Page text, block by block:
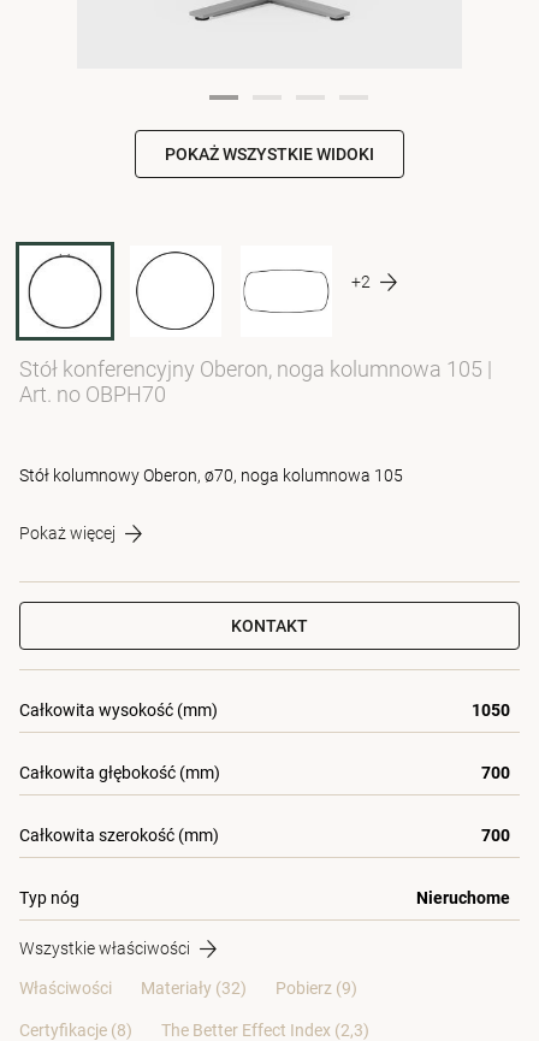
POKAŻ WSZYSTKIE WIDOKI
+2
Stół konferencyjny Oberon, noga kolumnowa 105 |
Art. no OBPH70
Stół kolumnowy Oberon, ø70, noga kolumnowa 105
Pokaż więcej
KONTAKT
Całkowita wysokość (mm) 1050
Całkowita głębokość (mm) 700
Całkowita szerokość (mm) 700
Typ nóg Nieruchome
Wszystkie właściwości
Właściwości Materiały (32) Pobierz (9)
Certyfikacje (8) The Better Effect Index (2,3)